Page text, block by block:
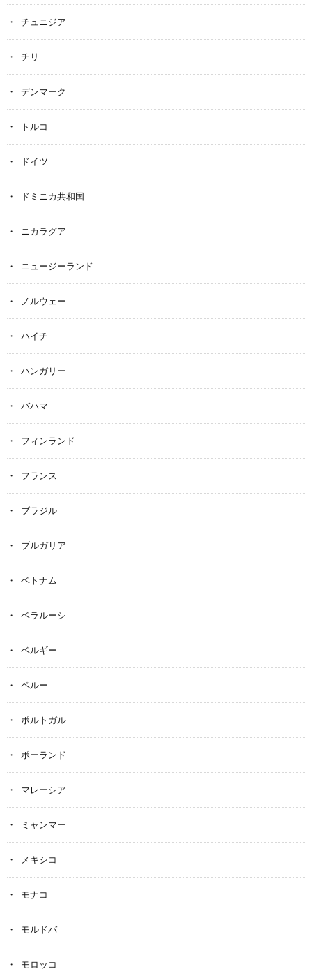
チュニジア
チリ
デンマーク
トルコ
ドイツ
ドミニカ共和国
ニカラグア
ニュージーランド
ノルウェー
ハイチ
ハンガリー
バハマ
フィンランド
フランス
ブラジル
ブルガリア
ベトナム
ベラルーシ
ベルギー
ペルー
ポルトガル
ポーランド
マレーシア
ミャンマー
メキシコ
モナコ
モルドバ
モロッコ